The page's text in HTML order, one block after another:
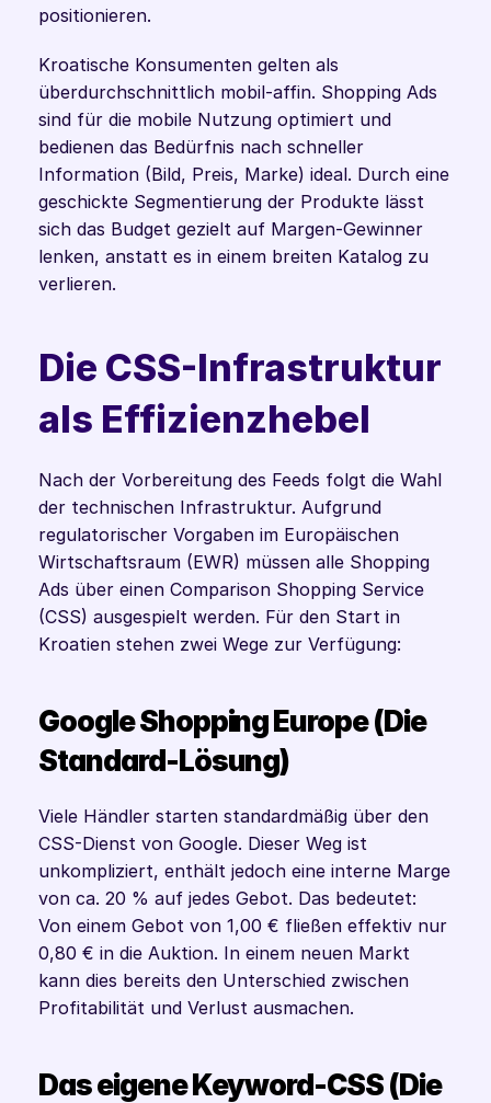
positionieren.
Kroatische Konsumenten gelten als
überdurchschnittlich mobil-affin. Shopping Ads
sind für die mobile Nutzung optimiert und
bedienen das Bedürfnis nach schneller
Information (Bild, Preis, Marke) ideal. Durch eine
geschickte Segmentierung der Produkte lässt
sich das Budget gezielt auf Margen-Gewinner
lenken, anstatt es in einem breiten Katalog zu
verlieren.
Die CSS-Infrastruktur
als Effizienzhebel
Nach der Vorbereitung des Feeds folgt die Wahl
der technischen Infrastruktur. Aufgrund
regulatorischer Vorgaben im Europäischen
Wirtschaftsraum (EWR) müssen alle Shopping
Ads über einen Comparison Shopping Service
(CSS) ausgespielt werden. Für den Start in
Kroatien stehen zwei Wege zur Verfügung:
Google Shopping Europe (Die
Standard-Lösung)
Viele Händler starten standardmäßig über den
CSS-Dienst von Google. Dieser Weg ist
unkompliziert, enthält jedoch eine interne Marge
von ca. 20 % auf jedes Gebot. Das bedeutet:
Von einem Gebot von 1,00 € fließen effektiv nur
0,80 € in die Auktion. In einem neuen Markt
kann dies bereits den Unterschied zwischen
Profitabilität und Verlust ausmachen.
Das eigene Keyword-CSS (Die